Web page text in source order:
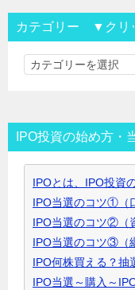
カテゴリー ▼クリ
カ
リ
ー
▼
ク
リ
ッ
ク
で
開
IPO投資の始め方・
IPOとは、IPO投資
IPO当選のコツ①（
IPO当選のコツ②（
IPO当選のコツ③（
IPO何株買える？抽
IPO当選～購入～